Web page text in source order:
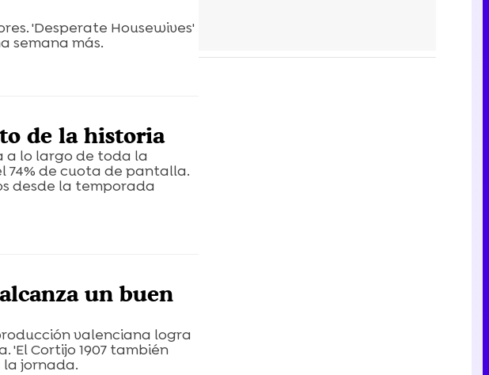
'Desperate Housewives'
semana más.
de la historia
a lo largo de toda la
74% de cuota de pantalla.
desde la temporada
un buen
valenciana logra
'El Cortijo 1907 también
la jornada.